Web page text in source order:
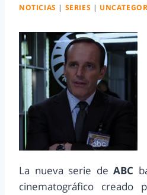
NOTICIAS | SERIES |
La nueva serie de ABC
cinematográfico creado